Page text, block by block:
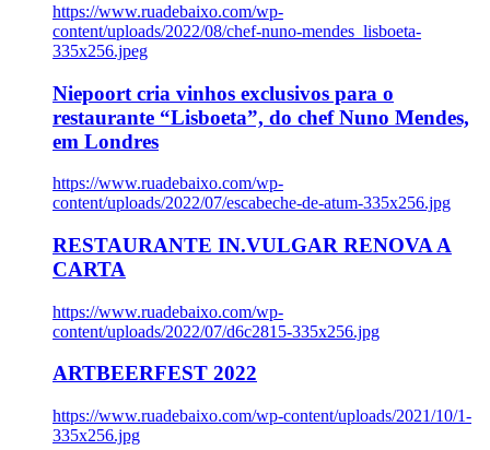
https://www.ruadebaixo.com/wp-
content/uploads/2022/08/chef-nuno-mendes_lisboeta-
335x256.jpeg
Niepoort cria vinhos exclusivos para o
restaurante “Lisboeta”, do chef Nuno Mendes,
em Londres
https://www.ruadebaixo.com/wp-
content/uploads/2022/07/escabeche-de-atum-335x256.jpg
RESTAURANTE IN.VULGAR RENOVA A
CARTA
https://www.ruadebaixo.com/wp-
content/uploads/2022/07/d6c2815-335x256.jpg
ARTBEERFEST 2022
https://www.ruadebaixo.com/wp-content/uploads/2021/10/1-
335x256.jpg